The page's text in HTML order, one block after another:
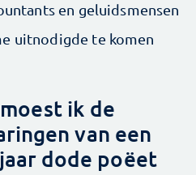
en geluidsmensen
uitnodigde te komen
ik de
van een
dode poëet